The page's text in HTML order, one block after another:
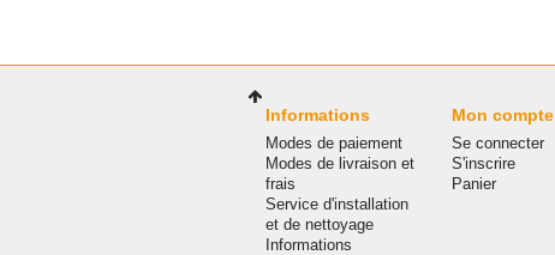
Informations
Modes de paiement
Modes de livraison et
frais
Service d'installation
et de nettoyage
Informations
Mon compte
Se connecter
S'inscrire
Panier